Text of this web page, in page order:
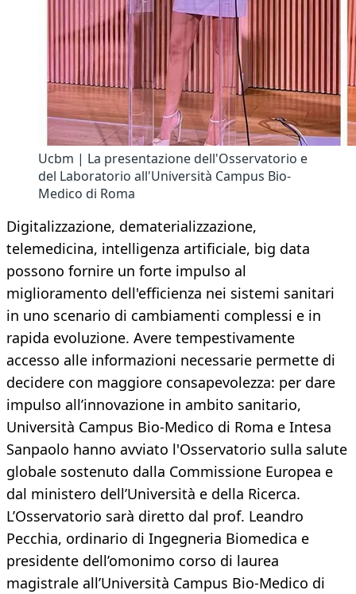
Ucbm | La presentazione dell'Osservatorio e
del Laboratorio all'Università Campus Bio-
Medico di Roma
Digitalizzazione, dematerializzazione,
telemedicina, intelligenza artificiale, big data
possono fornire un forte impulso al
miglioramento dell'efficienza nei sistemi sanitari
in uno scenario di cambiamenti complessi e in
rapida evoluzione. Avere tempestivamente
accesso alle informazioni necessarie permette di
decidere con maggiore consapevolezza: per dare
impulso all’innovazione in ambito sanitario,
Università Campus Bio-Medico di Roma e Intesa
Sanpaolo hanno avviato l'Osservatorio sulla salute
globale sostenuto dalla Commissione Europea e
dal ministero dell’Università e della Ricerca.
L’Osservatorio sarà diretto dal prof. Leandro
Pecchia, ordinario di Ingegneria Biomedica e
presidente dell’omonimo corso di laurea
magistrale all’Università Campus Bio-Medico di